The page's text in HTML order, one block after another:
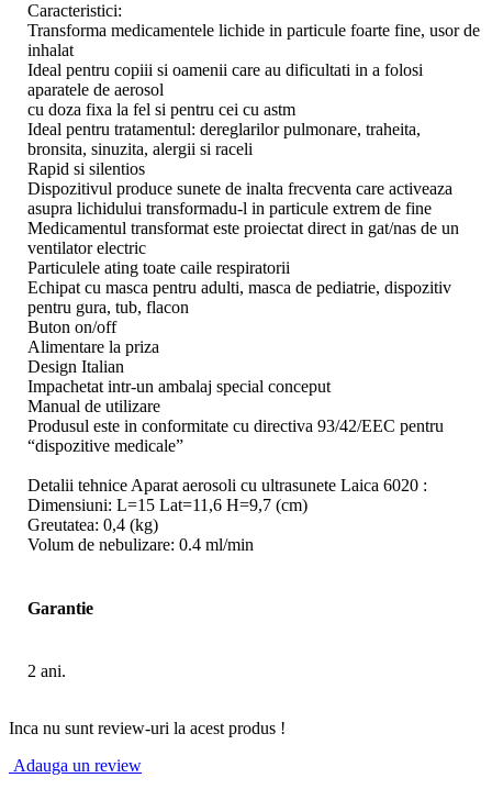
Caracteristici:
Transforma medicamentele lichide in particule foarte fine, usor de
inhalat
Ideal pentru copiii si oamenii care au dificultati in a folosi
aparatele de aerosol
cu doza fixa la fel si pentru cei cu astm
Ideal pentru tratamentul: dereglarilor pulmonare, traheita,
bronsita, sinuzita, alergii si raceli
Rapid si silentios
Dispozitivul produce sunete de inalta frecventa care activeaza
asupra lichidului transformadu-l in particule extrem de fine
Medicamentul transformat este proiectat direct in gat/nas de un
ventilator electric
Particulele ating toate caile respiratorii
Echipat cu masca pentru adulti, masca de pediatrie, dispozitiv
pentru gura, tub, flacon
Buton on/off
Alimentare la priza
Design Italian
Impachetat intr-un ambalaj special conceput
Manual de utilizare
Produsul este in conformitate cu directiva 93/42/EEC pentru
“dispozitive medicale”
Detalii tehnice Aparat aerosoli cu ultrasunete Laica 6020 :
Dimensiuni: L=15 Lat=11,6 H=9,7 (cm)
Greutatea: 0,4 (kg)
Volum de nebulizare: 0.4 ml/min
Garantie
2 ani.
Inca nu sunt review-uri la acest produs !
Adauga un review